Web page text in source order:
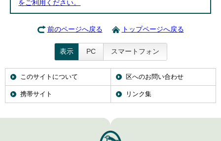
をご利用ください。
前のページへ戻る トップページへ戻る
表示 PC スマートフォン
このサイトについて 区へのお問い合わせ
携帯サイト リンク集